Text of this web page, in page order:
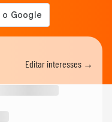
Editar interesses →